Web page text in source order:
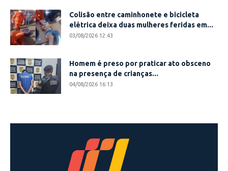
Colisão entre caminhonete e bicicleta
elétrica deixa duas mulheres feridas em...
03/08/2026 12:43
Homem é preso por praticar ato obsceno
na presença de crianças...
04/08/2026 16:13